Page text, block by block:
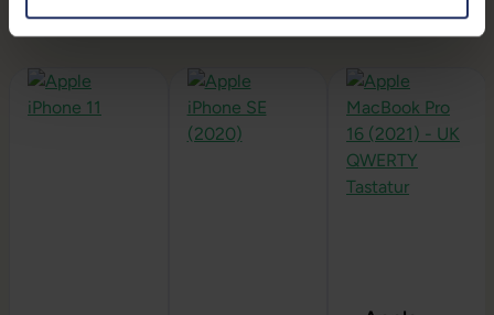
Produktgalerie überspringen